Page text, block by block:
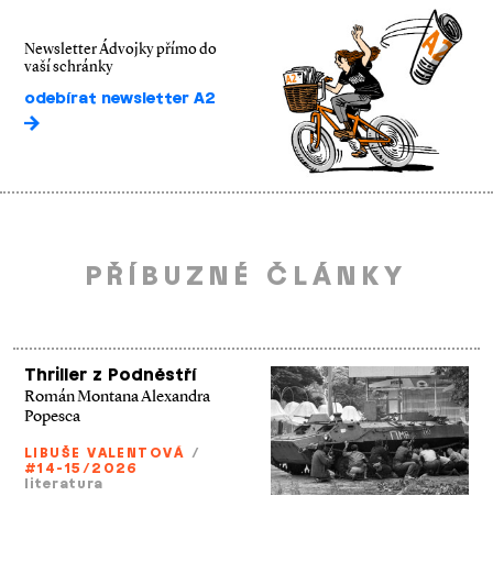
Newsletter Ádvojky přímo do
vaší schránky
odebírat newsletter A2
PŘÍBUZNÉ ČLÁNKY
Thriller z Podněstří
Román Montana Alexandra
Popesca
LIBUŠE VALENTOVÁ /
#14-15/2026
literatura